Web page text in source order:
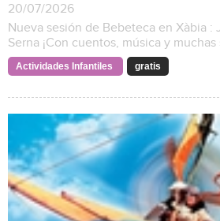
20/07/2026
Nueva sesión de Bebeteca en Xàbia :
Serna ¡Con cuentos, música y muchas
Actividades Infantiles gratis